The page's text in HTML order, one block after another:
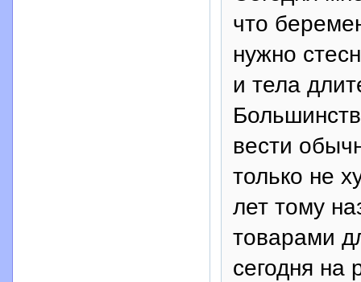
что
нужно
и тела
вести
только не
лет тому
товарами
сегодня на